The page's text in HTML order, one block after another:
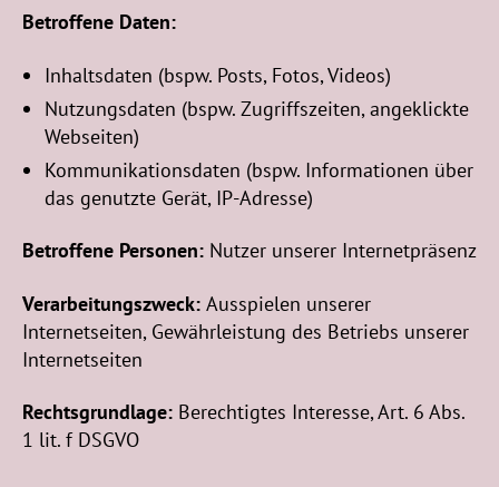
Betroffene Daten:
Inhaltsdaten (bspw. Posts, Fotos, Videos)
Nutzungsdaten (bspw. Zugriffszeiten, angeklickte
Webseiten)
Kommunikationsdaten (bspw. Informationen über
das genutzte Gerät, IP-Adresse)
Betroffene Personen: Nutzer unserer Internetpräsenz
Verarbeitungszweck: Ausspielen unserer
Internetseiten, Gewährleistung des Betriebs unserer
Internetseiten
Rechtsgrundlage: Berechtigtes Interesse, Art. 6 Abs.
1 lit. f DSGVO